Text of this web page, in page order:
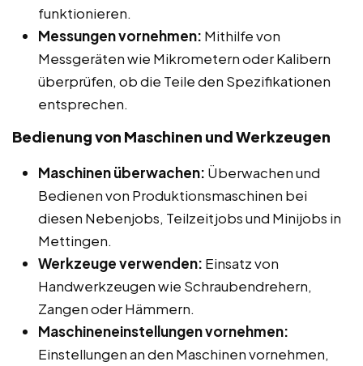
funktionieren.
Messungen vornehmen: Mithilfe von
Messgeräten wie Mikrometern oder Kalibern
überprüfen, ob die Teile den Spezifikationen
entsprechen.
Bedienung von Maschinen und Werkzeugen
Maschinen überwachen: Überwachen und
Bedienen von Produktionsmaschinen bei
diesen Nebenjobs, Teilzeitjobs und Minijobs in
Mettingen.
Werkzeuge verwenden: Einsatz von
Handwerkzeugen wie Schraubendrehern,
Zangen oder Hämmern.
Maschineneinstellungen vornehmen:
Einstellungen an den Maschinen vornehmen,